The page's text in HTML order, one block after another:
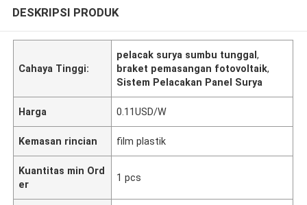
DESKRIPSI PRODUK
Cahaya Tinggi:
pelacak surya sumbu tunggal,
braket pemasangan fotovoltaik,
Sistem Pelacakan Panel Surya
Harga 0.11USD/W
Kemasan rincian film plastik
Kuantitas min Ord
er
1 pcs